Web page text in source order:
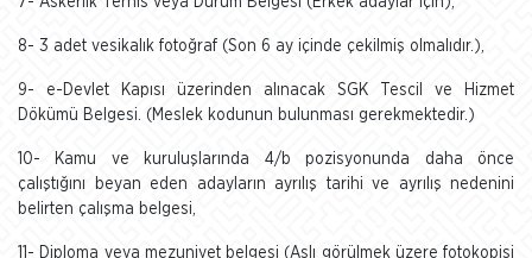
8- 3 adet vesikalık fotoğraf (Son 6 ay içinde çekilmiş olmalıdır.),
9- e-Devlet Kapısı üzerinden alınacak SGK Tescil ve Hizmet
Dökümü Belgesi. (Meslek kodunun bulunması gerekmektedir.)
10- Kamu ve kuruluşlarında 4/b pozisyonunda daha önce
çalıştığını beyan eden adayların ayrılış tarihi ve ayrılış nedenini
belirten çalışma belgesi,
11- Diploma veya mezuniyet belgesi (Aslı görülmek üzere fotokopisi